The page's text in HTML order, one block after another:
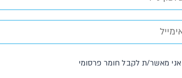
אני מאשר/ת לקבל חומר פרסומי